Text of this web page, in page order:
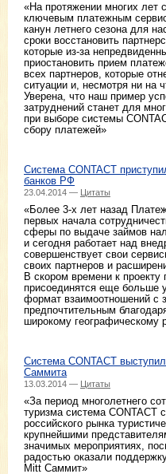
«На протяжении многих лет
ключевым платежным
канун летнего сезона для
сроки восстановить
которые из-за
приостановить прием
всех партнеров, которые
ситуации и, несмотря ни на
Уверена, что наш пример
затруднений станет для
при выборе системы
сбору платежей»
Система CONTACT
банков РФ
23.04.2014 — Цитаты
«Более 3-х лет назад
первых начала
сферы по выдаче займов
и сегодня работает над
совершенствует свои
своих партнеров и
В скором времени к
присоединятся еще больше
формат взаимоотношений с
предпочтительным
широкому географическому
Система CONTACT
Саммита
13.03.2014 — Цитаты
«За период многолетнего
туризма система CONTACT
российского рынка
крупнейшими
значимых мероприятиях,
радостью оказали
Mitt Саммит»